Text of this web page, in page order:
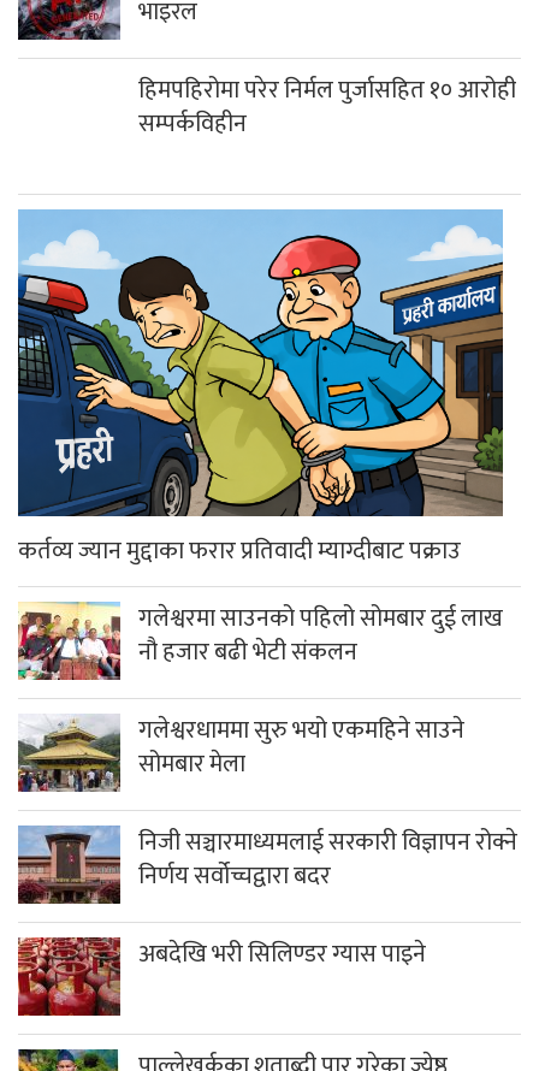
हिमपहिरोमा परेर निर्मल पुर्जासहित १० आरोही
सम्पर्कविहीन
कर्तव्य ज्यान मुद्दाका फरार प्रतिवादी म्याग्दीबाट पक्राउ
गलेश्वरमा साउनको पहिलो सोमबार दुई लाख
नौ हजार बढी भेटी संकलन
गलेश्वरधाममा सुरु भयो एकमहिने साउने
सोमबार मेला
निजी सञ्चारमाध्यमलाई सरकारी विज्ञापन रोक्ने
निर्णय सर्वोच्चद्वारा बदर
अबदेखि भरी सिलिण्डर ग्यास पाइने
अभिभावक छन्त्यालको निधन